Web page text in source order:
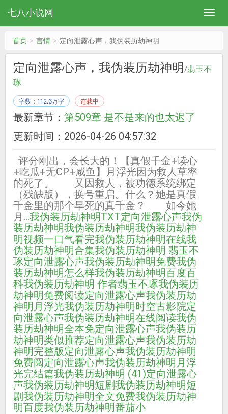
七八小说网
首页 言情 定向泄露心声，我伪装历劫神明
定向泄露心声，我伪装历劫神明 /翡玉不
琢
字数：112.6万字 连载中
最新章节： 第509章 是不是来的也太迟了
更新时间：2026-04-26 04:57:32
评分刚出，会长大的！【真假千金+读心
+吃瓜+无CP+咸鱼】月浮光因为救人草率
的死了。 又因救人，被功德系统绑定
（残缺版），换号重启。什么？她是真假
千金里的那个早死的真千金？ 如今她
月…我伪装历劫神明TXT定向泄露心声我伪
装历劫神明我伪装历劫神明我伪装历劫神
明视频一口气看完我伪装历劫神明在线我
伪装历劫神明合集我伪装历劫神明 翡玉不
琢定向泄露心声我伪装历劫神明免费我伪
装历劫神明怎么样我伪装历劫神明百度百
科我伪装历劫神明 作者翡玉不琢我伪装历
劫神明免费阅读定向泄露心声我伪装历劫
神明月浮光我伪装历劫神明时空古影院定
向泄露心声我伪装历劫神明在线阅读我伪
装历劫神明全本免定向泄露心声我伪装历
劫神明类似推荐定向泄露心声我伪装历劫
神明完整版定向泄露心声我伪装历劫神明
免费阅定向泄露心声我伪装历劫神明月浮
光完结篇我伪装历劫神明 (41)定向泄露心
声我伪装历劫神明短剧我伪装历劫神明短
剧我伪装历劫神明全文免费我伪装历劫神
明百度我伪装历劫神明番茄小